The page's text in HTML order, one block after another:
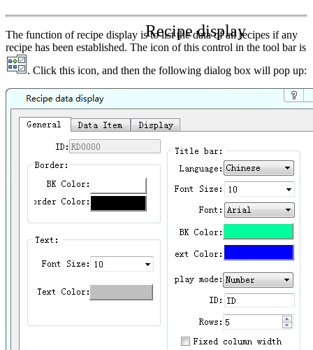
Recipe display
The function of recipe display is to list the data of all recipes if any
recipe has been established. The icon of this control in the tool bar is
. Click this icon, and then the following dialog box will pop up: